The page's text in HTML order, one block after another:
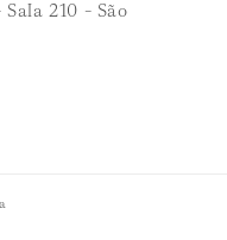
210 - São